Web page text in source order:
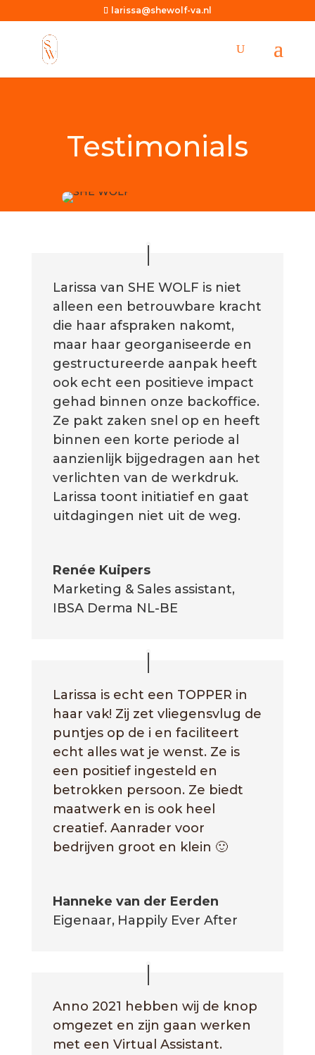
larissa@shewolf-va.nl
Testimonials
Larissa van SHE WOLF is niet
alleen een betrouwbare kracht
die haar afspraken nakomt,
maar haar georganiseerde en
gestructureerde aanpak heeft
ook echt een positieve impact
gehad binnen onze backoffice.
Ze pakt zaken snel op en heeft
binnen een korte periode al
aanzienlijk bijgedragen aan het
verlichten van de werkdruk.
Larissa toont initiatief en gaat
uitdagingen niet uit de weg.
Renée Kuipers
Marketing & Sales assistant,
IBSA Derma NL-BE
Larissa is echt een TOPPER in
haar vak! Zij zet vliegensvlug de
puntjes op de i en faciliteert
echt alles wat je wenst. Ze is
een positief ingesteld en
betrokken persoon. Ze biedt
maatwerk en is ook heel
creatief. Aanrader voor
bedrijven groot en klein 🙂
Hanneke van der Eerden
Eigenaar, Happily Ever After
Anno 2021 hebben wij de knop
omgezet en zijn gaan werken
met een Virtual Assistant.